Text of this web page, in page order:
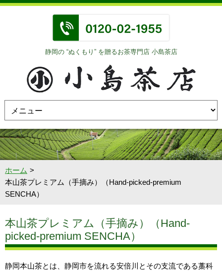
静岡の “ぬくもり” を贈るお茶専門店 小島茶店
ホーム
本山茶プレミアム（手摘み）（Hand-picked-premium
SENCHA）
本山茶プレミアム（手摘み）（Hand-
picked-premium SENCHA）
静岡本山茶とは、静岡市を流れる安倍川とその支流である藁科